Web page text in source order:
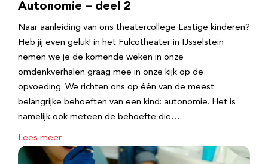
Autonomie – deel 2
Naar aanleiding van ons theatercollege Lastige kinderen?
Heb jij even geluk! in het Fulcotheater in IJsselstein
nemen we je de komende weken in onze
omdenkverhalen graag mee in onze kijk op de
opvoeding. We richten ons op één van de meest
belangrijke behoeften van een kind: autonomie. Het is
namelijk ook meteen de behoefte die…
Lees meer